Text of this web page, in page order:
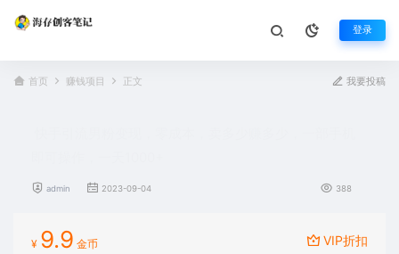
登录
首页 赚钱项目 正文 我要投稿
admin 2023-09-04 388
¥ 9.9 金币 VIP折扣